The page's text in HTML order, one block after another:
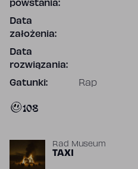
powstania:
Data
założenia:
Data
rozwiązania:
Gatunki: Rap
108
Rad Museum
TAXI